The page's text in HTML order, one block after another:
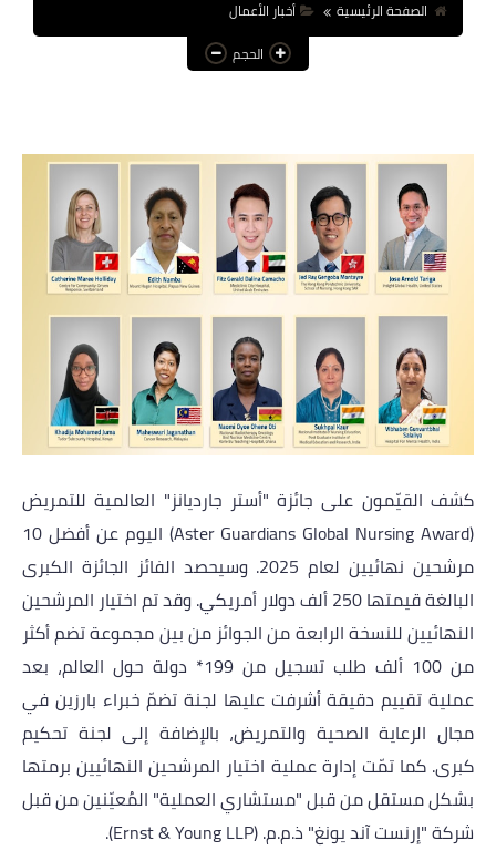
عالم المرأة
فن وثقافة
أخبار عربية
أخبار النجوم
أخبار العالم
الصفحة الرئيسية
أخبار الأعمال
الحجم
كشف القيّمون على جائزة "أستر جارديانز" العالمية للتمريض
(
Aster Guardians Global Nursing Award
) اليوم عن أفضل 10
مرشحين نهائيين لعام 2025. وسيحصد الفائز الجائزة الكبرى
البالغة قيمتها 250 ألف دولار أمريكي. وقد تم اختيار المرشحين
النهائيين للنسخة الرابعة من الجوائز من بين مجموعة تضم أكثر
من 100 ألف طلب تسجيل من 199* دولة حول العالم، بعد
عملية تقييم دقيقة أشرفت عليها لجنة تضمّ خبراء بارزين في
مجال الرعاية الصحية والتمريض، بالإضافة إلى لجنة تحكيم
كبرى. كما تمّت إدارة عملية اختيار المرشحين النهائيين برمتها
بشكل مستقل من قبل "مستشاري العملية" المُعيّنين من قبل
شركة "إرنست آند يونغ" ذ.م.م. (Ernst & Young LLP
).